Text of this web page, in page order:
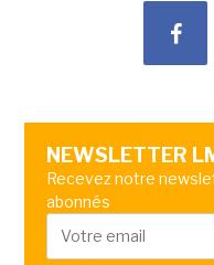
NEWSLETTER
Recevez notre
abonnés